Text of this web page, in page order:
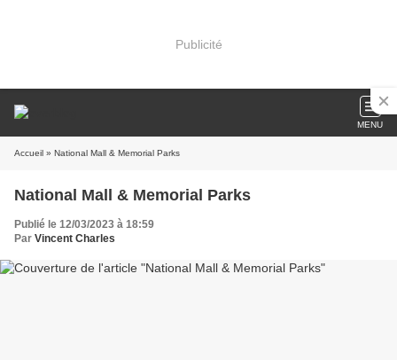
Publicité
MENU
Accueil » National Mall & Memorial Parks
National Mall & Memorial Parks
Publié le 12/03/2023 à 18:59
Par Vincent Charles